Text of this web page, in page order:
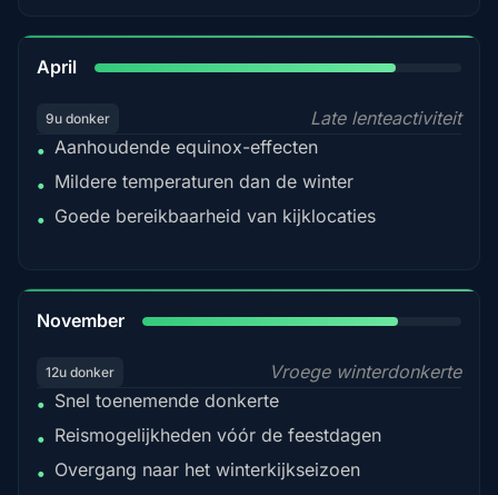
April
9u donker
Late lenteactiviteit
• Aanhoudende equinox-effecten
• Mildere temperaturen dan de winter
• Goede bereikbaarheid van kijklocaties
November
12u donker
Vroege winterdonkerte
• Snel toenemende donkerte
• Reismogelijkheden vóór de feestdagen
• Overgang naar het winterkijkseizoen